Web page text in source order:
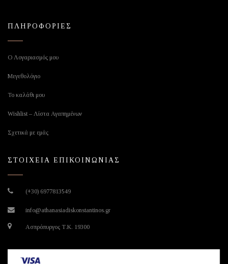
ΠΛΗΡΟΦΟΡΙΕΣ
Ο Λογαριασμός μου
Μεγεθολόγιο
Το καλάθι μου
Wishlist – Λίστα Αγαπημένων
Σχετικά με εμάς
ΣΤΟΙΧΕΙΑ ΕΠΙΚΟΙΝΩΝΙΑΣ
(+30) 6977813549
info@athanasiadiskonstantinos.gr
Ασπρόπυργος Τ.Κ. 19300